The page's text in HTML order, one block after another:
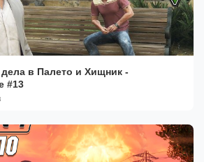
в Палето и Хищник -
#13